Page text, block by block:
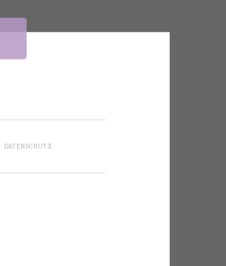
DATENSCHUTZ